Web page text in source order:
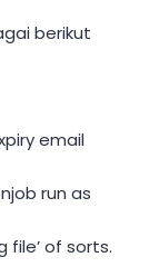
berikut
email
run as
of sorts.